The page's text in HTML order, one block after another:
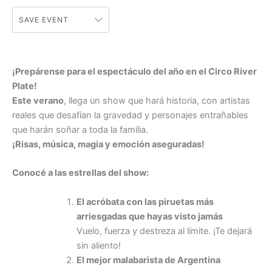
SAVE EVENT
¡Prepárense para el espectáculo del año en el Circo River
Plate!
Este verano, llega un show que hará historia, con artistas
reales que desafían la gravedad y personajes entrañables
que harán soñar a toda la familia.
¡Risas, música, magia y emoción aseguradas!
Conocé a las estrellas del show:
El acróbata con las piruetas más
arriesgadas que hayas visto jamás
Vuelo, fuerza y destreza al límite. ¡Te dejará
sin aliento!
El mejor malabarista de Argentina